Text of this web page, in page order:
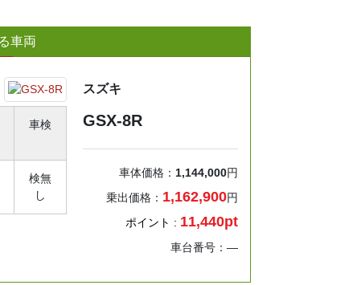
車両
車検
検無
し
スズキ
GSX-8R
車体価格： 1,144,000円
乗出価格： 1,162,900円
ポイント : 11,440pt
車台番号：―